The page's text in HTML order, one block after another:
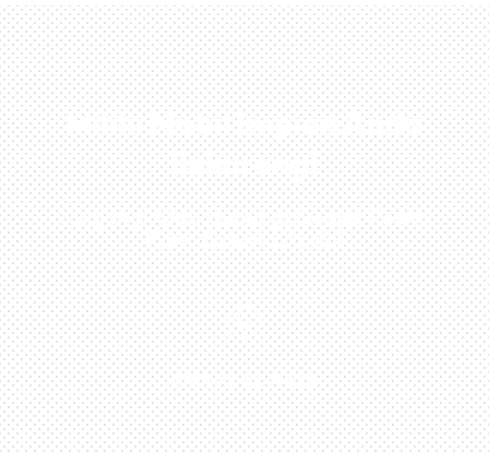
Miliki Mobil Impian Anda
Sekarang!
Kunjungi Atau Hubungi Dealer Resmi
Kami Di Kota Anda!

0813-1054-7548